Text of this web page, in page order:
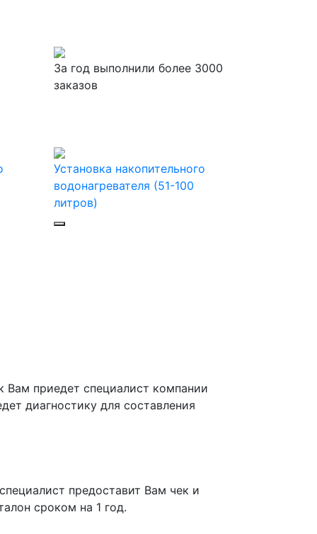
За год выполнили более 3000
заказов
Установка накопительного
водонагревателя (51-100
литров)
Вам приедет специалист компании
диагностику для составления
предоставит Вам чек и
сроком на 1 год.